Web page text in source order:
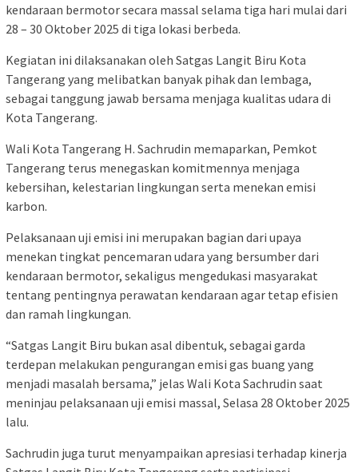
kendaraan bermotor secara massal selama tiga hari mulai dari
28 – 30 Oktober 2025 di tiga lokasi berbeda.
Kegiatan ini dilaksanakan oleh Satgas Langit Biru Kota
Tangerang yang melibatkan banyak pihak dan lembaga,
sebagai tanggung jawab bersama menjaga kualitas udara di
Kota Tangerang.
Wali Kota Tangerang H. Sachrudin memaparkan, Pemkot
Tangerang terus menegaskan komitmennya menjaga
kebersihan, kelestarian lingkungan serta menekan emisi
karbon.
Pelaksanaan uji emisi ini merupakan bagian dari upaya
menekan tingkat pencemaran udara yang bersumber dari
kendaraan bermotor, sekaligus mengedukasi masyarakat
tentang pentingnya perawatan kendaraan agar tetap efisien
dan ramah lingkungan.
“Satgas Langit Biru bukan asal dibentuk, sebagai garda
terdepan melakukan pengurangan emisi gas buang yang
menjadi masalah bersama,” jelas Wali Kota Sachrudin saat
meninjau pelaksanaan uji emisi massal, Selasa 28 Oktober 2025
lalu.
Sachrudin juga turut menyampaikan apresiasi terhadap kinerja